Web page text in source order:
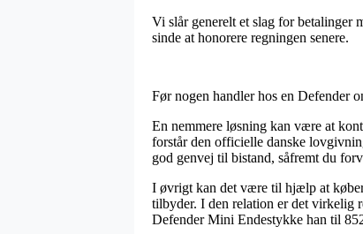
Vi slår generelt et slag for betalinger
sinde at honorere regningen senere.
Før nogen handler hos en Defender
En nemmere løsning kan være at
forstår den officielle danske
god genvej til bistand, såfremt du
I øvrigt kan det være til hjælp at
tilbyder. I den relation er det virkelig
Defender Mini Endestykke han til